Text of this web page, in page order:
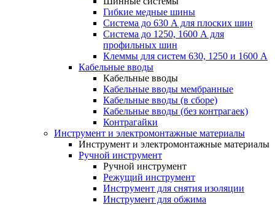
Гибкие медные шины
Система до 630 А для плоских шин
Система до 1250, 1600 А для
профильных шин
Клеммы для систем 630, 1250 и 1600 А
Кабельные вводы
Кабельные вводы
Кабельные вводы мембранные
Кабельные вводы (в сборе)
Кабельные вводы (без контрагаек)
Контрагайки
Инструмент и электромонтажные материалы
Инструмент и электромонтажные материалы
Ручной инструмент
Ручной инструмент
Режущий инструмент
Инструмент для снятия изоляции
Инструмент для обжима